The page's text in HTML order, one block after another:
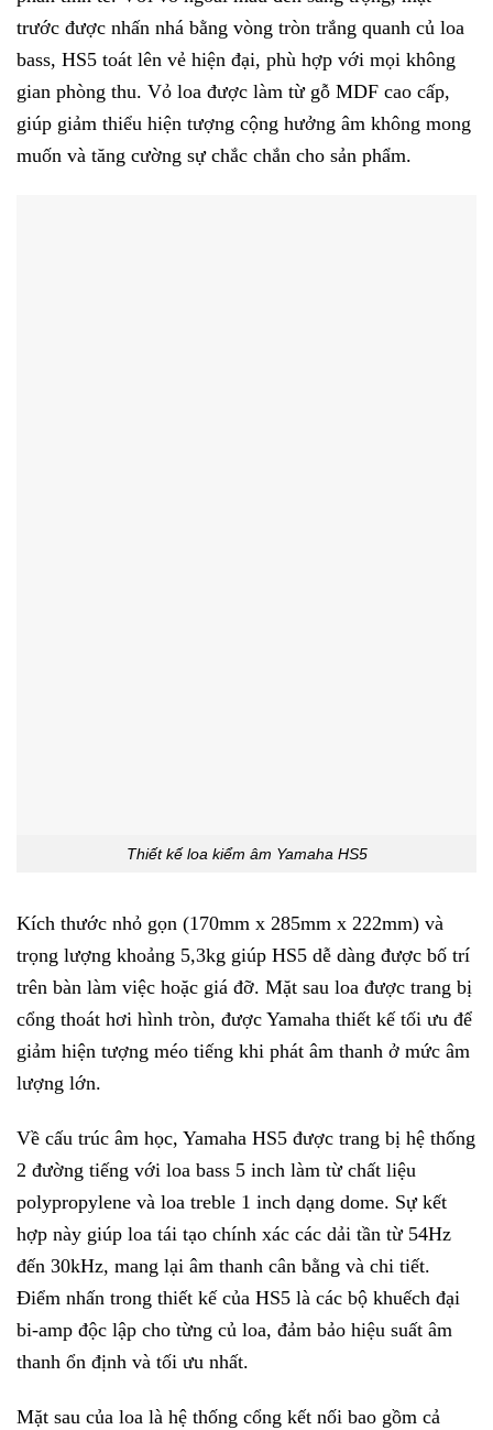
trước được nhấn nhá bằng vòng tròn trắng quanh củ loa
bass, HS5 toát lên vẻ hiện đại, phù hợp với mọi không
gian phòng thu. Vỏ loa được làm từ gỗ MDF cao cấp,
giúp giảm thiểu hiện tượng cộng hưởng âm không mong
muốn và tăng cường sự chắc chắn cho sản phẩm.
Thiết kế loa kiểm âm Yamaha HS5
Kích thước nhỏ gọn (170mm x 285mm x 222mm) và
trọng lượng khoảng 5,3kg giúp HS5 dễ dàng được bố trí
trên bàn làm việc hoặc giá đỡ. Mặt sau loa được trang bị
cổng thoát hơi hình tròn, được Yamaha thiết kế tối ưu để
giảm hiện tượng méo tiếng khi phát âm thanh ở mức âm
lượng lớn.
Về cấu trúc âm học, Yamaha HS5 được trang bị hệ thống
2 đường tiếng với loa bass 5 inch làm từ chất liệu
polypropylene và loa treble 1 inch dạng dome. Sự kết
hợp này giúp loa tái tạo chính xác các dải tần từ 54Hz
đến 30kHz, mang lại âm thanh cân bằng và chi tiết.
Điểm nhấn trong thiết kế của HS5 là các bộ khuếch đại
bi-amp độc lập cho từng củ loa, đảm bảo hiệu suất âm
thanh ổn định và tối ưu nhất.
Mặt sau của loa là hệ thống cổng kết nối bao gồm cả